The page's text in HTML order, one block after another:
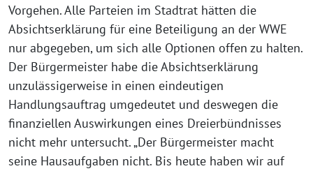
Vorgehen. Alle Parteien im Stadtrat hätten die
Absichtserklärung für eine Beteiligung an der WWE
nur abgegeben, um sich alle Optionen offen zu halten.
Der Bürgermeister habe die Absichtserklärung
unzulässigerweise in einen eindeutigen
Handlungsauftrag umgedeutet und deswegen die
finanziellen Auswirkungen eines Dreierbündnisses
nicht mehr untersucht. „Der Bürgermeister macht
seine Hausaufgaben nicht. Bis heute haben wir auf